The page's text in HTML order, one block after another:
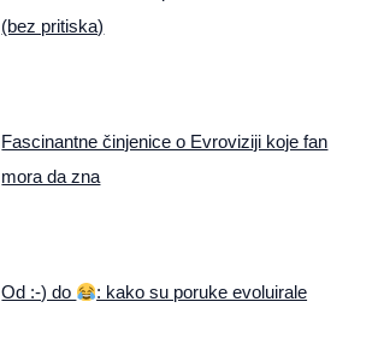
(bez pritiska)
Fascinantne činjenice o Evroviziji koje fan
mora da zna
Od :-) do : kako su poruke evoluirale